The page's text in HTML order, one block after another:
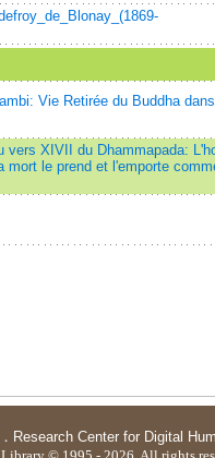
Vie Retirée du Buddha
vers XIVII du Dhammapada:
le prend et l'emporte
． Research Center for Digital